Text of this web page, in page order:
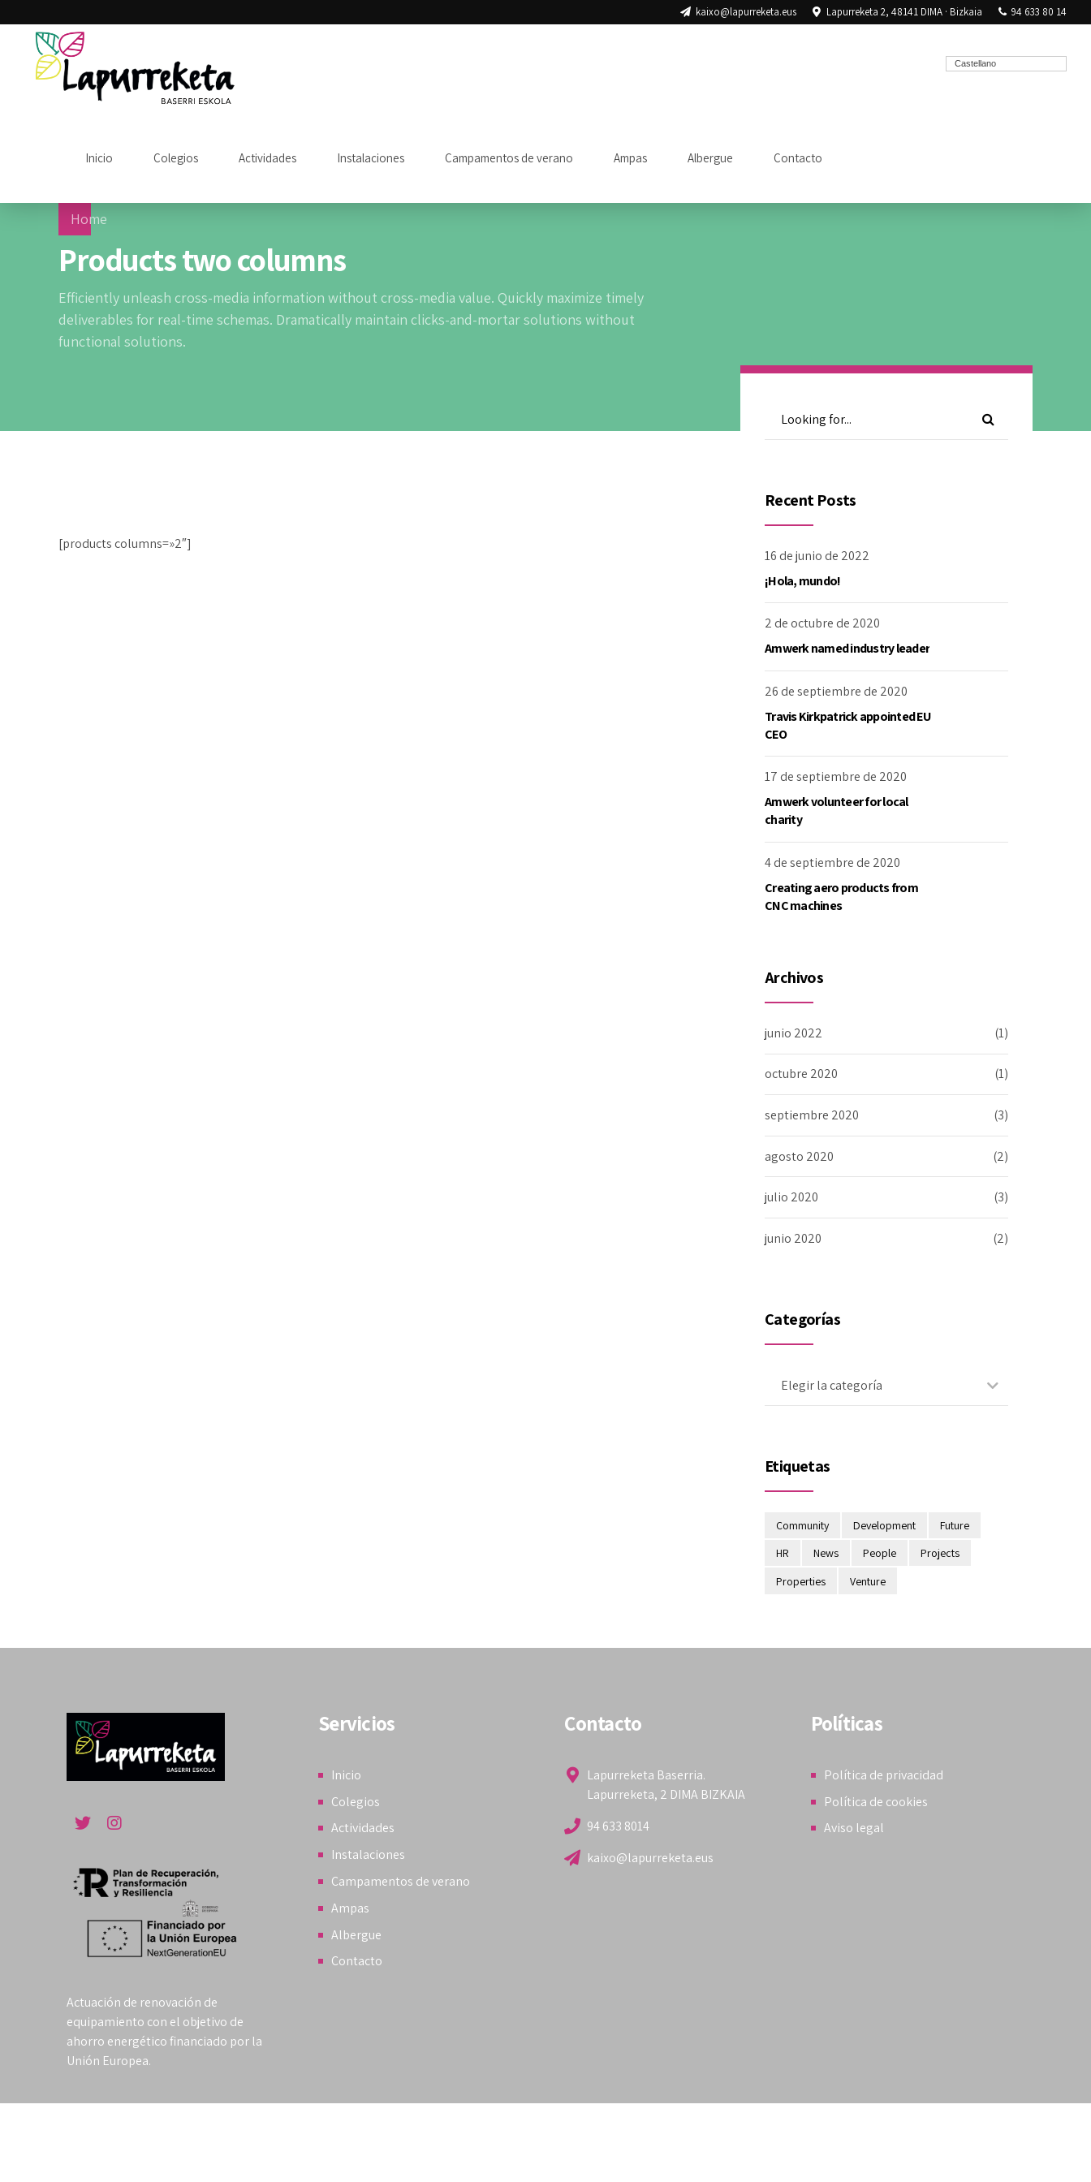
kaixo@lapurreketa.eus Lapurreketa 2, 48141 DIMA · Bizkaia 94 633 80 14
Castellano
Inicio Colegios Actividades Instalaciones Campamentos de verano Ampas Albergue Contacto
Home
Products two columns
Efficiently unleash cross-media information without cross-media value. Quickly maximize timely
deliverables for real-time schemas. Dramatically maintain clicks-and-mortar solutions without
functional solutions.
[products columns=»2″]
Recent Posts
16 de junio de 2022
¡Hola, mundo!
2 de octubre de 2020
Amwerk named industry leader
26 de septiembre de 2020
Travis Kirkpatrick appointed EU
CEO
17 de septiembre de 2020
Amwerk volunteer for local
charity
4 de septiembre de 2020
Creating aero products from
CNC machines
Archivos
junio 2022 (1)
octubre 2020 (1)
septiembre 2020 (3)
agosto 2020 (2)
julio 2020 (3)
junio 2020 (2)
Categorías
Elegir la categoría
Etiquetas
Community Development
Future
HR
News People
Projects
Properties
Venture
Actuación de renovación de
equipamiento con el objetivo de
ahorro energético financiado por la
Unión Europea.
Servicios
Inicio
Colegios
Actividades
Instalaciones
Campamentos de verano
Ampas
Albergue
Contacto
Contacto
Lapurreketa Baserria.
Lapurreketa, 2 DIMA BIZKAIA
94 633 8014
kaixo@lapurreketa.eus
Políticas
Política de privacidad
Política de cookies
Aviso legal